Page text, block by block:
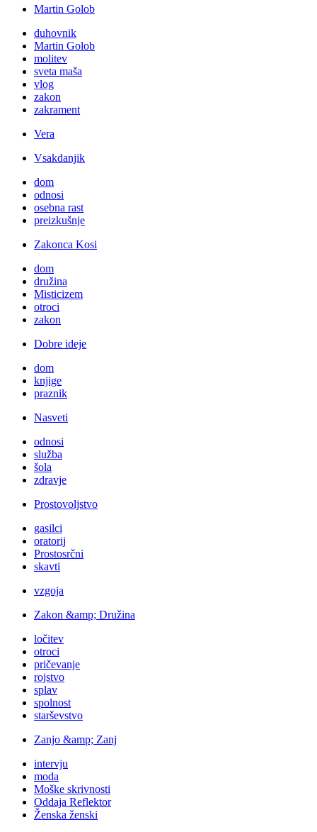
Martin Golob
duhovnik
Martin Golob
molitev
sveta maša
vlog
zakon
zakrament
Vera
Vsakdanjik
dom
odnosi
osebna rast
preizkušnje
Zakonca Kosi
dom
družina
Misticizem
otroci
zakon
Dobre ideje
dom
knjige
praznik
Nasveti
odnosi
služba
šola
zdravje
Prostovoljstvo
gasilci
oratorij
Prostosrčni
skavti
vzgoja
Zakon &amp; Družina
ločitev
otroci
pričevanje
rojstvo
splav
spolnost
starševstvo
Zanjo &amp; Zanj
intervju
moda
Moške skrivnosti
Oddaja Reflektor
Ženska ženski